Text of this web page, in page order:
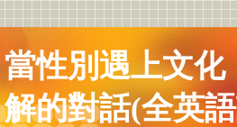
當性別遇上文
解的對話(全英